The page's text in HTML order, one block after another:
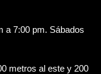
a 7:00 pm. Sábados
metros al este y 200